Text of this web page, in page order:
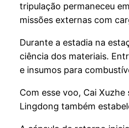
tripulação permaneceu
missões externas com
Durante a estadia na
ciência dos materiais.
e insumos para
Com esse voo, Cai
Lingdong também